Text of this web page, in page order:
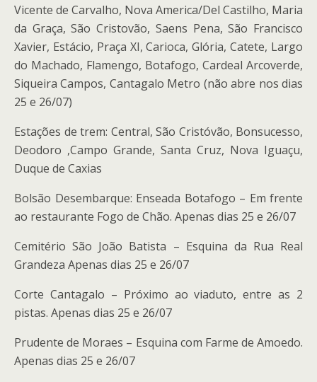
Vicente de Carvalho, Nova America/Del Castilho, Maria
da Graça, São Cristovão, Saens Pena, São Francisco
Xavier, Estácio, Praça XI, Carioca, Glória, Catete, Largo
do Machado, Flamengo, Botafogo, Cardeal Arcoverde,
Siqueira Campos, Cantagalo Metro (não abre nos dias
25 e 26/07)
Estações de trem: Central, São Cristóvão, Bonsucesso,
Deodoro ,Campo Grande, Santa Cruz, Nova Iguaçu,
Duque de Caxias
Bolsão Desembarque: Enseada Botafogo – Em frente
ao restaurante Fogo de Chão. Apenas dias 25 e 26/07
Cemitério São João Batista – Esquina da Rua Real
Grandeza Apenas dias 25 e 26/07
Corte Cantagalo – Próximo ao viaduto, entre as 2
pistas. Apenas dias 25 e 26/07
Prudente de Moraes – Esquina com Farme de Amoedo.
Apenas dias 25 e 26/07